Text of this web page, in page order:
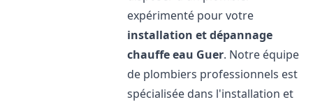
expérimenté pour votre
installation et dépannage
chauffe eau Guer. Notre équipe
de plombiers professionnels est
spécialisée dans l'installation et